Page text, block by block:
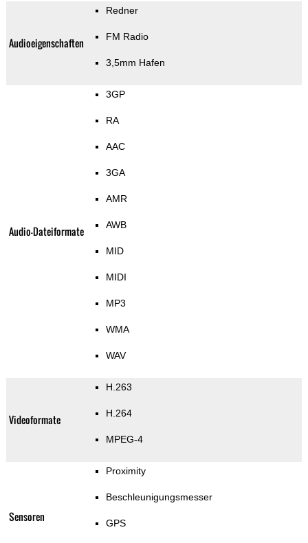
Audioeigenschaften
Redner
FM Radio
3,5mm Hafen
Audio-Dateiformate
3GP
RA
AAC
3GA
AMR
AWB
MID
MIDI
MP3
WMA
WAV
Videoformate
H.263
H.264
MPEG-4
Sensoren
Proximity
Beschleunigungsmesser
GPS